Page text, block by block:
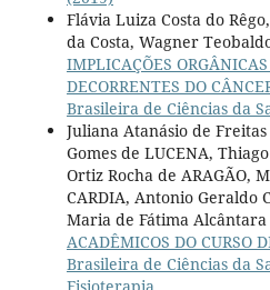
Flávia Luiza Costa do
da Costa, Wagner
IMPLICAÇÕES
DECORRENTES DO
Brasileira de Ciências da
Juliana Atanásio de
Gomes de LUCENA,
Ortiz Rocha de ARAGÃO,
CARDIA, Antonio Geraldo
Maria de Fátima Alcântara
ACADÊMICOS DO CURSO
Brasileira de Ciências da